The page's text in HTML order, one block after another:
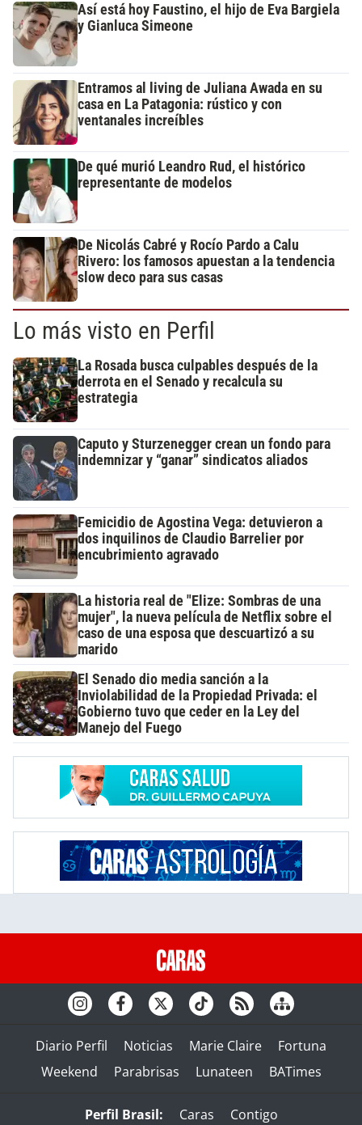
Así está hoy Faustino, el hijo de Eva Bargiela
y Gianluca Simeone
Entramos al living de Juliana Awada en su
casa en La Patagonia: rústico y con
ventanales increíbles
De qué murió Leandro Rud, el histórico
representante de modelos
De Nicolás Cabré y Rocío Pardo a Calu
Rivero: los famosos apuestan a la tendencia
slow deco para sus casas
Lo más visto en Perfil
La Rosada busca culpables después de la
derrota en el Senado y recalcula su
estrategia
Caputo y Sturzenegger crean un fondo para
indemnizar y “ganar” sindicatos aliados
Femicidio de Agostina Vega: detuvieron a
dos inquilinos de Claudio Barrelier por
encubrimiento agravado
La historia real de "Elize: Sombras de una
mujer", la nueva película de Netflix sobre el
caso de una esposa que descuartizó a su
marido
El Senado dio media sanción a la
Inviolabilidad de la Propiedad Privada: el
Gobierno tuvo que ceder en la Ley del
Manejo del Fuego
Diario Perfil Noticias Marie Claire
Fortuna
Weekend
Parabrisas Lunateen BATimes
Perfil Brasil: Caras Contigo